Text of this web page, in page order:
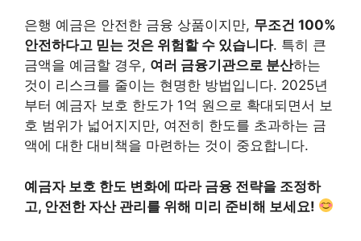
은행 예금은 안전한 금융 상품이지만, 무조건 100%
안전하다고 믿는 것은 위험할 수 있습니다. 특히 큰
금액을 예금할 경우, 여러 금융기관으로 분산하는
것이 리스크를 줄이는 현명한 방법입니다. 2025년
부터 예금자 보호 한도가 1억 원으로 확대되면서 보
호 범위가 넓어지지만, 여전히 한도를 초과하는 금
액에 대한 대비책을 마련하는 것이 중요합니다.
예금자 보호 한도 변화에 따라 금융 전략을 조정하
고, 안전한 자산 관리를 위해 미리 준비해 보세요!